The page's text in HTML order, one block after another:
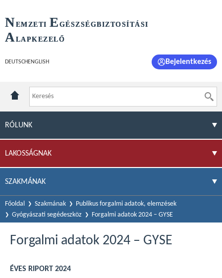
NEMZETI E GÉSZSÉGBIZTOSÍTÁSI
ALAPKEZELŐ
DEUTSCH ENGLISH Bejelentkezés
RÓLUNK
LAKOSSÁGNAK
SZAKMÁNAK
Főoldal Szakmának
Publikus forgalmi adatok, elemzések
Gyógyászati segédeszköz
Forgalmi adatok 2024 – GYSE
Forgalmi adatok 2024 – GYSE
ÉVES RIPORT 2024